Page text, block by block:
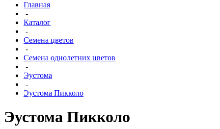
Главная
-
Каталог
-
Семена цветов
-
Семена однолетних цветов
-
Эустома
-
Эустома Пикколо
Эустома Пикколо